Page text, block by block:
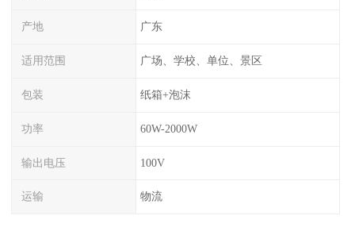
产地 广东
适用范围 广场、学校、单位、景区
包装 纸箱+泡沫
功率 60W-2000W
输出电压 100V
运输 物流